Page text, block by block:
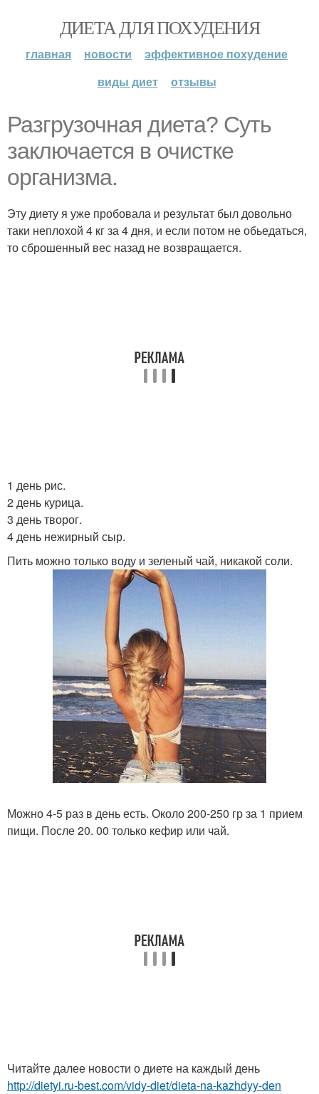
ДИЕТА ДЛЯ ПОХУДЕНИЯ
главная новости
эффективное похудение
виды диет
отзывы
Разгрузочная диета? Суть
заключается в очистке
организма.
Эту диету я уже пробовала и результат был довольно
таки неплохой 4 кг за 4 дня, и если потом не обьедаться,
то сброшенный вес назад не возвращается.
1 день рис.
2 день курица.
3 день творог.
4 день нежирный сыр.
Пить можно только воду и зеленый чай, никакой соли.
Можно 4-5 раз в день есть. Около 200-250 гр за 1 прием
пищи. После 20. 00 только кефир или чай.
Читайте далее новости о диете на каждый день
http://dietyi.ru-best.com/vidy-diet/dieta-na-kazhdyy-den